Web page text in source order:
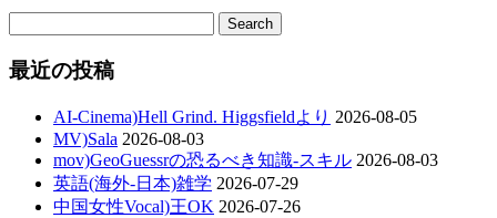
最近の投稿
AI-Cinema)Hell Grind. Higgsfieldより 2026-08-05
MV)Sala 2026-08-03
mov)GeoGuessrの恐るべき知識-スキル 2026-08-03
英語(海外-日本)雑学 2026-07-29
中国女性Vocal)王OK 2026-07-26